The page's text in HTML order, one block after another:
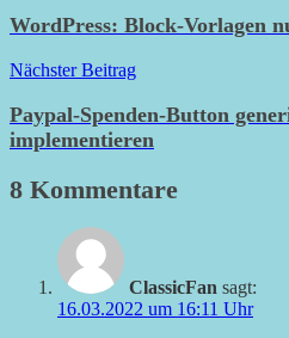
WordPress: Block-Vorlagen
Nächster Beitrag
Paypal-Spenden-Button
implementieren
8 Kommentare
ClassicFan sagt:
16.03.2022 um 16:11 Uhr